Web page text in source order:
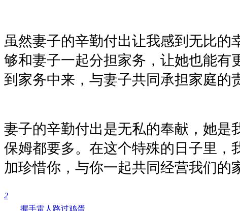
虽然妻子的辛勤付出让我感到无比
够和妻子一起分担家务，让她也能有
到家务中来，与妻子共同承担家庭的
妻子的辛勤付出是无私的奉献，她是
保姆都要多。在这个特殊的日子里，
加珍惜你，与你一起共同经营我们的
2
握手雷人 路过鸡蛋